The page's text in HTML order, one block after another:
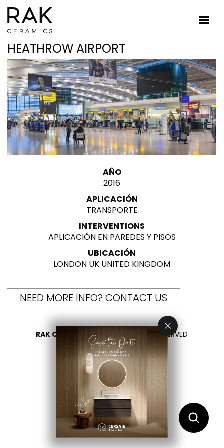
HEATHROW AIRPORT
AÑO
2016
APLICACIÓN
TRANSPORTE
INTERVENTIONS
APLICACIÓN EN PAREDES Y PISOS
UBICACIÓN
LONDON UK UNITED KINGDOM
NEED MORE INFO? CONTACT US
RAK CERAMICS 2026 - ALL RIGHTS RESERVED
PRIVACY
CONTÁCTENOS
SELECCIONA TU PAÍS
ES
EN